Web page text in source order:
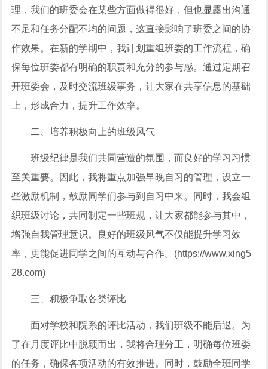
理，我们的班委会在某些方面做得很好，但也显露出沟通
不足和任务分配不均的问题，这直接影响了班委之间的协
作效果。在新的学期中，我计划重组班委的工作流程，确
保每位班委都有明确的职责和充分的参与感。通过定期召
开班委会，及时交流班级事务，让大家在共享信息的基础
上，形成合力，提升工作效率。
二、培养积极向上的班级风气
班级纪律是我们共同营造的氛围，而良好的学习习惯
至关重要。因此，我将重点加强早晚自习的管理，设立一
些激励机制，鼓励同学们参与到自习中来。同时，我会组
织班级讨论，共同制定一些班规，让大家都能参与其中，
增强自我管理意识。良好的班级风气不仅能提升学习效
率，更能促进同学之间的互动与合作。(https://www.xing5
28.com)
三、积极争取各类评比
面对学校和院系的评比活动，我们班级不能后退。为
了在月度评比中脱颖而出，我将合理分工，明确每位班委
的任务，确保各项活动的有效推进。同时，鼓励全班同学